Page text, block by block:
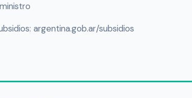
argentina.gob.ar/subsidios